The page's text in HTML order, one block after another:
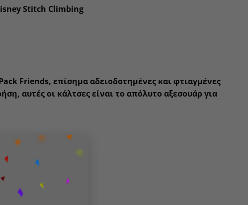
×
Stitch Climbing
Friends, επίσημα αδειοδοτημένες και φτιαγμένες
αυτές οι κάλτσες είναι το απόλυτο αξεσουάρ για